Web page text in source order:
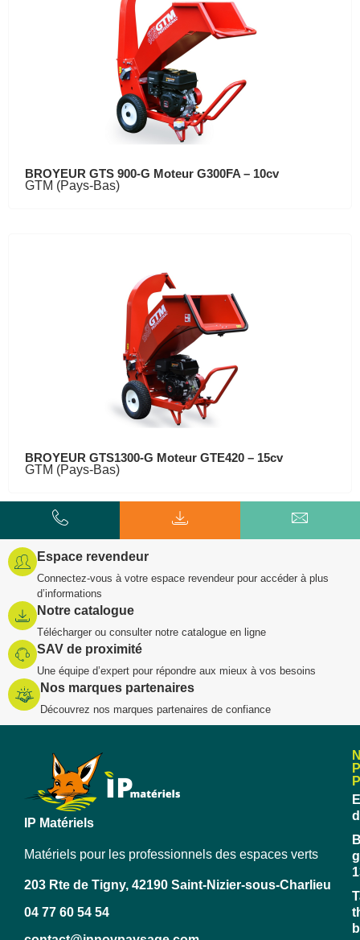
BROYEUR GTS 900-G Moteur G300FA – 10cv
GTM (Pays-Bas)
BROYEUR GTS1300-G Moteur GTE420 – 15cv
GTM (Pays-Bas)
Espace revendeur
Connectez-vous à votre espace revendeur pour accéder à plus
d’informations
Notre catalogue
Télécharger ou consulter notre catalogue en ligne
SAV de proximité
Une équipe d’expert pour répondre aux mieux à vos besoins
Nos marques partenaires
Découvrez nos marques partenaires de confiance
IP Matériels
Matériels pour les professionnels des espaces verts
203 Rte de Tigny, 42190 Saint-Nizier-sous-Charlieu
04 77 60 54 54